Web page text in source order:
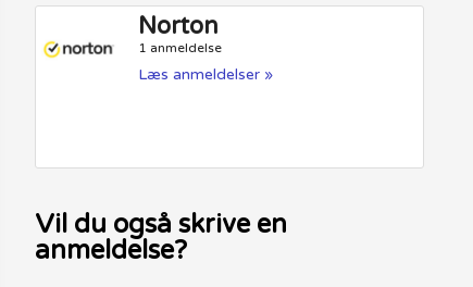
Norton
1 anmeldelse
Læs anmeldelser »
Vil du også skrive en
anmeldelse?